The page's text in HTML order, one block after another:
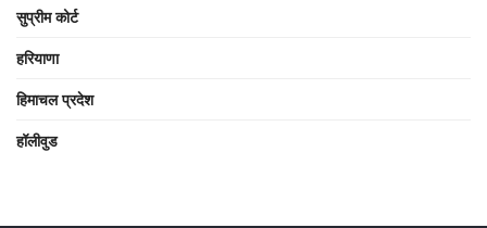
सुप्रीम कोर्ट
हरियाणा
हिमाचल प्रदेश
हॉलीवुड